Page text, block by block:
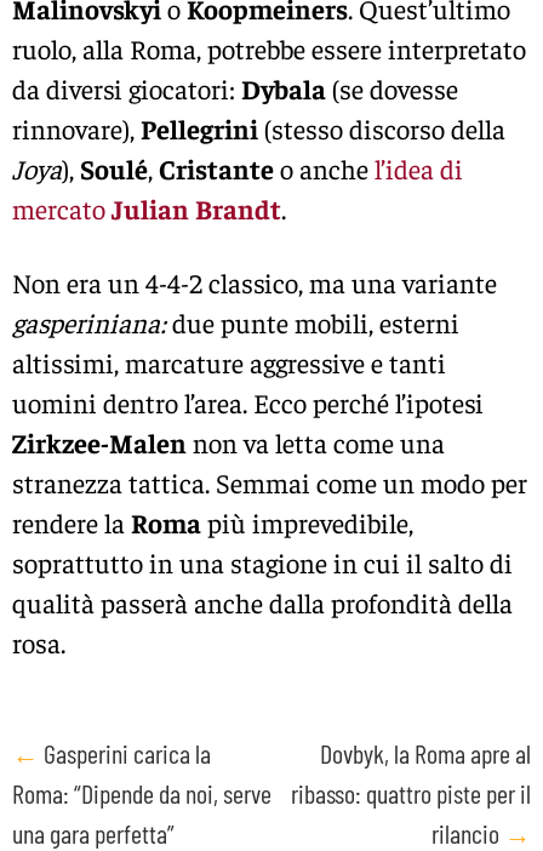
MalinovskyioKoopmeiners. Quest’ultimo
ruolo, alla Roma, potrebbe essere interpretato
da diversi giocatori: Dybala(se dovesse
rinnovare),Pellegrini(stesso discorso della
Joya), Soulé,Cristanteo anchel’idea di
mercatoJulian Brandt.
Non era un 4-4-2 classico, ma una variante
gasperiniana:due punte mobili, esterni
altissimi, marcature aggressive e tanti
uomini dentro l’area. Ecco perché l’ipotesi
Zirkzee-Malennon va letta come una
stranezza tattica. Semmai come un modo per
rendere la Romapiù imprevedibile,
soprattutto in una stagione in cui il salto di
qualità passerà anche dalla profondità della
rosa.
Post
navigation
← Gasperini carica la
Roma: “Dipende da noi, serve
una gara perfetta”
Dovbyk, la Roma apre al
ribasso: quattro piste per il
rilancio →